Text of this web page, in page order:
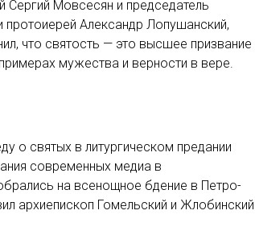
Сергий Мовсесян и председатель
протоиерей Александр Лопушанский,
что святость — это высшее призвание
мужества и верности в вере.
о святых в литургическом предании
современных медиа в
на всенощное бдение в Петро-
архиепископ Гомельский и Жлобинский